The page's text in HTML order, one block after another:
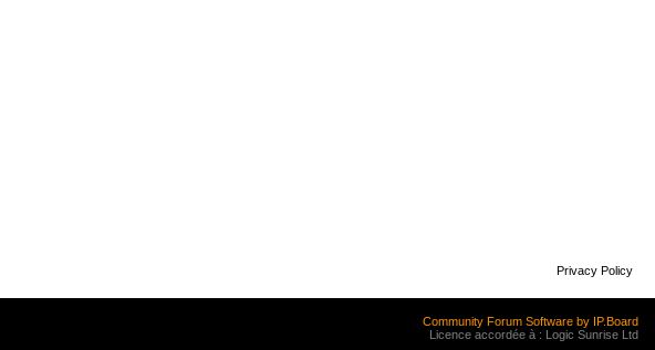
Privacy Policy
Community Forum Software by IP.Board
Licence accordée à : Logic Sunrise Ltd